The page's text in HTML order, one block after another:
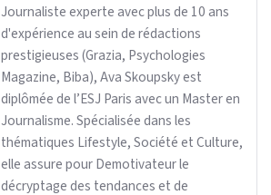
Journaliste experte avec plus de 10 ans
d'expérience au sein de rédactions
prestigieuses (Grazia, Psychologies
Magazine, Biba), Ava Skoupsky est
diplômée de l’ESJ Paris avec un Master en
Journalisme. Spécialisée dans les
thématiques Lifestyle, Société et Culture,
elle assure pour Demotivateur le
décryptage des tendances et de